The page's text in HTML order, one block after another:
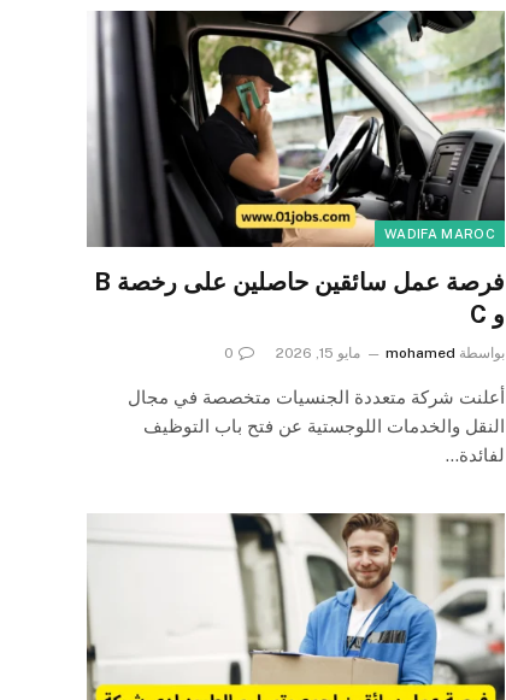
WADIFA MAROC
فرصة عمل سائقين حاصلين على رخصة B
و C
بواسطة mohamed مايو 15, 2026 0
أعلنت شركة متعددة الجنسيات متخصصة في مجال
النقل والخدمات اللوجستية عن فتح باب التوظيف
لفائدة…